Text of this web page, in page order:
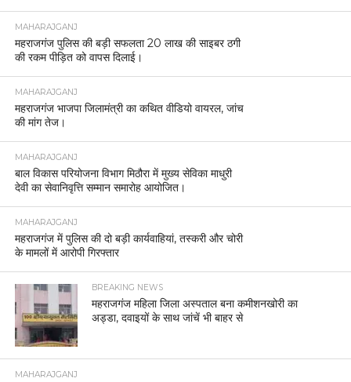
MAHARAJGANJ
महराजगंज पुलिस की बड़ी सफलता 20 लाख की साइबर ठगी
की रकम पीड़ित को वापस दिलाई।
MAHARAJGANJ
महराजगंज भाजपा जिलामंत्री का कथित वीडियो वायरल, जांच
की मांग तेज।
MAHARAJGANJ
बाल विकास परियोजना विभाग मिठौरा में मुख्य सेविका माधुरी
देवी का सेवानिवृत्ति सम्मान समारोह आयोजित।
MAHARAJGANJ
महराजगंज में पुलिस की दो बड़ी कार्यवाहियां, तस्करी और चोरी
के मामलों में आरोपी गिरफ्तार
BREAKING NEWS
महराजगंज महिला जिला अस्पताल बना कमीशनखोरी का
अड्डा, दवाइयों के साथ जांचें भी बाहर से
MAHARAJGANJ